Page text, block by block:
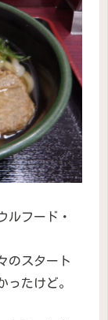
ルフード・
のスタート
ったけど。